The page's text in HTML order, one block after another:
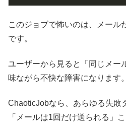
このジョブで怖いのは、メール
です。
ユーザーから見ると「同じメー
味ながら不快な障害になります。
ChaoticJobなら、あらゆる失敗
「メールは1回だけ送られる」